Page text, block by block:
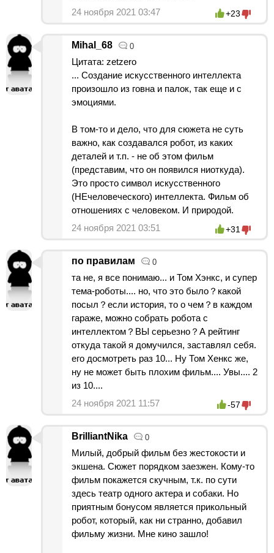
24 ноября 2021 03:47
+23
Mihal_68 0
Цитата: zetzero
... Создание искусственного интеллекта
произошло из говна и палок, так еще и с
эмоциями.
В том-то и дело, что для сюжета не суть
важно, как создавался робот, из каких
деталей и т.п. - не об этом фильм
(представим, что он появился ниоткуда).
Это просто символ искусственного
(НЕчеловеческого) интеллекта. Фильм об
отношениях с человеком. И природой.
24 ноября 2021 03:51
+31
по правилам 0
та не, я все понимаю... и Том Хэнкс, и супер
тема-роботы.... но, что это было？какой
посыл？если история, то о чем？в каждом
гараже, можно собрать робота с
интеллектом？ВЫ серьезно？А рейтинг
откуда такой я домучился, заставлял себя.
его досмотреть раз 10... Ну Том Хенкс же,
ну не может быть плохим фильм.... Увы.... 2
из 10....
24 ноября 2021 11:57
-57
BrilliantNika 0
Милый, добрый фильм без жестокости и
экшена. Сюжет порядком заезжен. Кому-то
фильм покажется скучным, т.к. по сути
здесь театр одного актера и собаки. Но
приятным бонусом является прикольный
робот, который, как ни странно, добавил
фильму жизни. Мне кино зашло!